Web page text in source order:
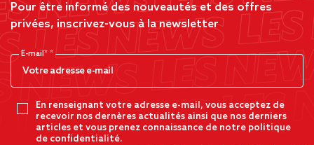
Pour être informé des nouveautés et des offres
privées, inscrivez-vous à la newsletter
E-mail*
En renseignant votre adresse e-mail, vous acceptez de
recevoir nos dernères actualités ainsi que nos derniers
articles et vous prenez connaissance de notre politique
de confidentialité.